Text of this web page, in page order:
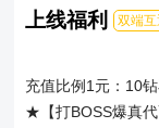
上线福利 双端互
充值比例1元：10
★【打BOSS爆真代